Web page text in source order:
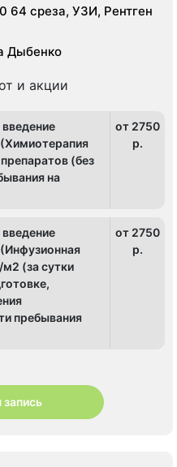
64 среза, УЗИ, Рентген
Дыбенко
и акции
(без
на
от 2750
p.
(за сутки
пребывания
от 2750
p.
запись